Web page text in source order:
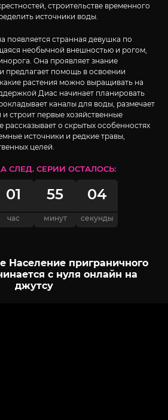
строительстве временного
источники воды.
появляется странная девушка по
необычной внешностью и рогом,
Она проявляет знание
помощь в освоении
растения можно выращивать на
Диас начинает планировать
каналы для воды, размечает
строит первые хозяйственные
рассказывает о скрытых особенностях
источники и редкие травы,
целей.
СЛЕД. СЕРИИ ОСТАЛОСЬ:
01
час
55
минут
03
секунды
Население приграничного
с нуля онлайн на
джутсу